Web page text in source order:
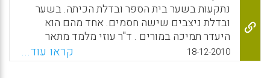
WhatsApp
Facebook
Email
X
נתקעות בשער בית הספר ובדלת הכיתה. בשער
ובדלת ניצבים שישה חסמים. אחד מהם הוא
היעדר תמיכה במורים . ד"ר עוזי מלמד מתאר
במאמרו חסמים עיקריים אשר גורמים
לטכנולוגיות התקשוב להיתקע בשער בית הספר
18-12-2010 קראו עוד...